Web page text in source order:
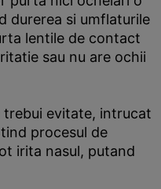
durerea si umflaturile
lentile de contact
sau nu are ochii
trebui evitate, intrucat
procesul de
irita nasul, putand